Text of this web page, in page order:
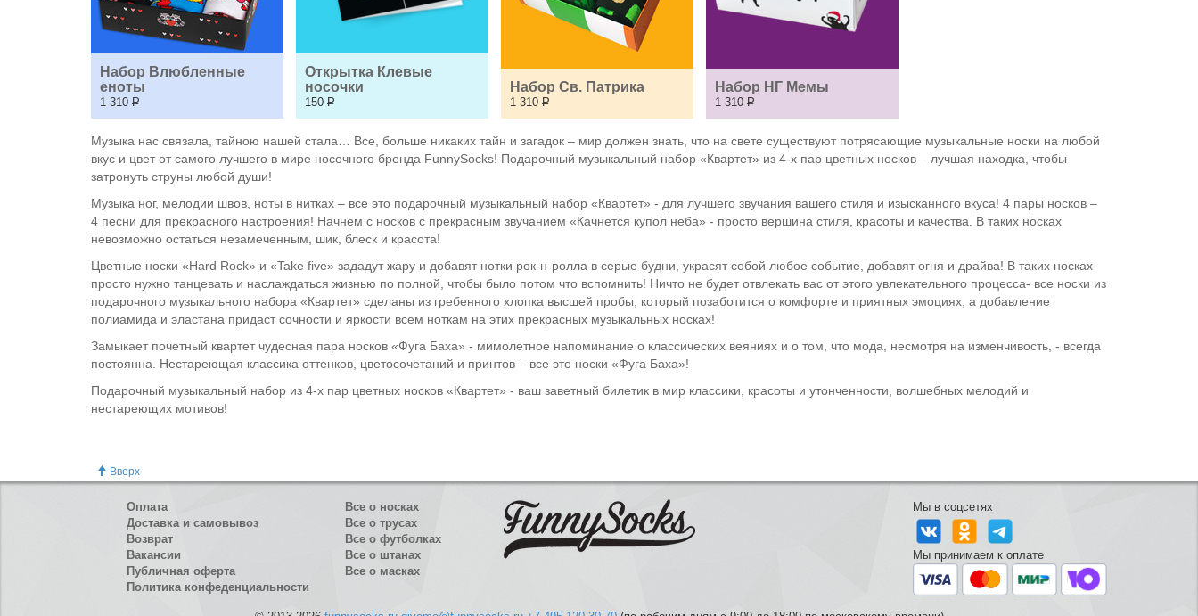
Набор Влюбленные
еноты
1 310 Р
Открытка Клевые
носочки
150 Р
Набор Св. Патрика
1 310 Р
Набор НГ Мемы
1 310 Р
Музыка нас связала, тайною нашей стала… Все, больше никаких тайн и загадок – мир должен знать, что на свете существуют потрясающие музыкальные носки на любой
вкус и цвет от самого лучшего в мире носочного бренда FunnySocks! Подарочный музыкальный набор «Квартет» из 4-х пар цветных носков – лучшая находка, чтобы
затронуть струны любой души!
Музыка ног, мелодии швов, ноты в нитках – все это подарочный музыкальный набор «Квартет» - для лучшего звучания вашего стиля и изысканного вкуса! 4 пары носков –
4 песни для прекрасного настроения! Начнем с носков с прекрасным звучанием «Качнется купол неба» - просто вершина стиля, красоты и качества. В таких носках
невозможно остаться незамеченным, шик, блеск и красота!
Цветные носки «Hard Rock» и «Take five» зададут жару и добавят нотки рок-н-ролла в серые будни, украсят собой любое событие, добавят огня и драйва! В таких носках
просто нужно танцевать и наслаждаться жизнью по полной, чтобы было потом что вспомнить! Ничто не будет отвлекать вас от этого увлекательного процесса- все носки из
подарочного музыкального набора «Квартет» сделаны из гребенного хлопка высшей пробы, который позаботится о комфорте и приятных эмоциях, а добавление
полиамида и эластана придаст сочности и яркости всем ноткам на этих прекрасных музыкальных носках!
Замыкает почетный квартет чудесная пара носков «Фуга Баха» - мимолетное напоминание о классических веяниях и о том, что мода, несмотря на изменчивость, - всегда
постоянна. Нестареющая классика оттенков, цветосочетаний и принтов – все это носки «Фуга Баха»!
Подарочный музыкальный набор из 4-х пар цветных носков «Квартет» - ваш заветный билетик в мир классики, красоты и утонченности, волшебных мелодий и
нестареющих мотивов!
Вверх
Оплата
Доставка и самовывоз
Возврат
Вакансии
Публичная оферта
Политика конфеденциальности
Все о носках
Все о трусах
Все о футболках
Все о штанах
Все о масках
Мы в соцсетях
Мы принимаем к оплате